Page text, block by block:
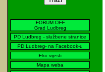
FORUM OFF
Grad Ludbreg
PD Ludbreg - službene stranice
PD Ludbreg- na Facebook-u
Eko vijesti
Mapa weba